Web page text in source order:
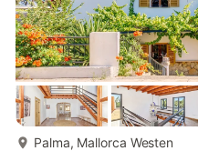
Palma, Mallorca Westen